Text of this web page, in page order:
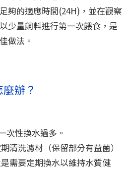
夠的適應時間(24H)，並在觀察
少量飼料進行第一次餵食，是
做法。
辦？
次性換水過多。
清洗濾材（保留部分有益菌）
需要定期換水以維持水質健